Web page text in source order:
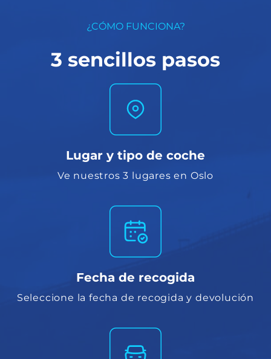
¿CÓMO FUNCIONA?
3 sencillos pasos
Lugar y tipo de coche
Ve nuestros 3 lugares en Oslo
Fecha de recogida
Seleccione la fecha de recogida y devolución